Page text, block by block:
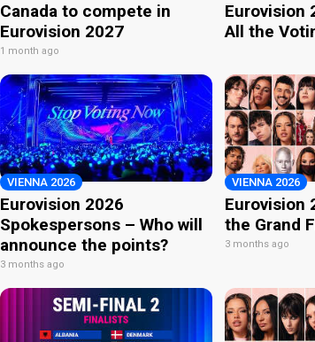
Canada to compete in
Eurovision 2027
1 month ago
Eurovision
All the
VIENNA 2026
Eurovision 2026
Spokespersons – Who will
announce the points?
3 months ago
VIENNA 2026
Eurovision
the Grand
3 months ago